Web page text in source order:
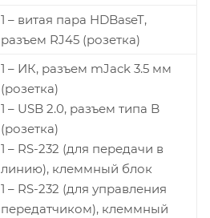
1 – витая пара HDBaseT,
разъем RJ45 (розетка)
1 – ИК, разъем mJack 3.5 мм
(розетка)
1 – USB 2.0, разъем типа B
(розетка)
1 – RS-232 (для передачи в
линию), клеммный блок
1 – RS-232 (для управления
передатчиком), клеммный